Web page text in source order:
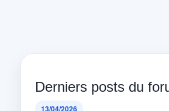
Derniers posts du
13/04/2026